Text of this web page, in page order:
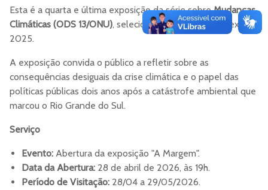
Esta é a quarta e última exposição da série sobreMudanças
Climáticas (ODS 13/ONU), selecionada pelo edital Proext em
2025.
A exposição convida o público a refletir sobre as
consequências desiguais da crise climática e o papel das
políticas públicas dois anos após a catástrofe ambiental que
marcou o Rio Grande do Sul.
Serviço
Evento: Abertura da exposição "A Margem".
Data da Abertura: 28 de abril de 2026, às 19h.
Período de Visitação: 28/04 a 29/05/2026.